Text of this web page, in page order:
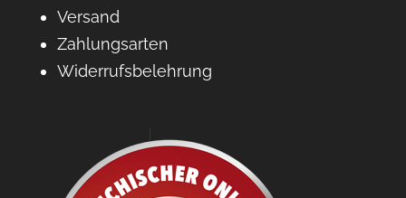
Versand
Zahlungsarten
Widerrufsbelehrung